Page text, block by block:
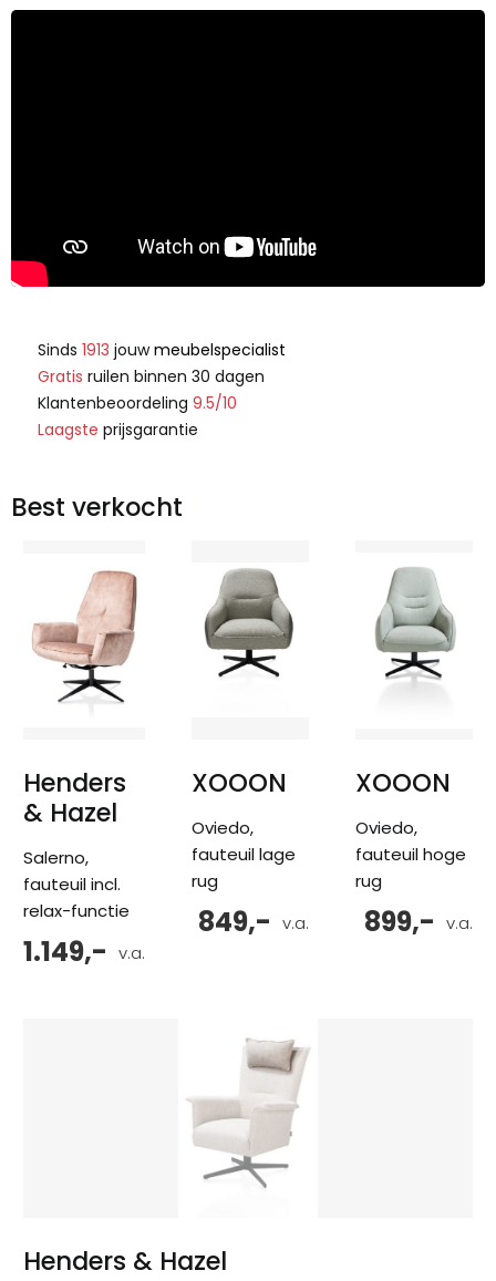
Sinds 1913 jouwmeubelspecialist
Gratis ruilen binnen 30 dagen
Klantenbeoordeling 9.5/10
Laagste prijsgarantie
Best verkocht
Henders
& Hazel
Salerno,
fauteuil incl.
relax-functie
v.a.
1.149,-
XOOON
Oviedo,
fauteuil lage
rug
v.a.
849,-
XOOON
Oviedo,
fauteuil hoge
rug
v.a.
899,-
Henders & Hazel